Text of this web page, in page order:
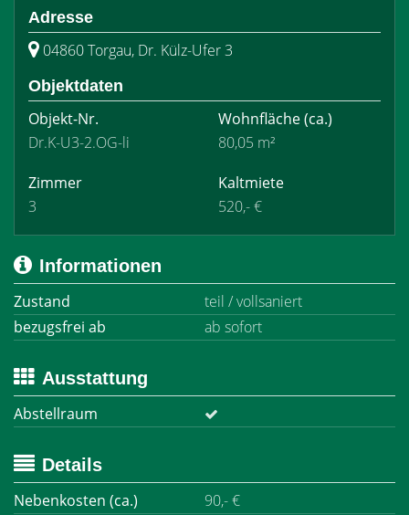
Adresse
04860 Torgau, Dr. Külz-Ufer 3
Objektdaten
Objekt-Nr.
Dr.K-U3-2.OG-li
Wohnfläche(ca.)
80,05 m²
Zimmer
3
Kaltmiete
520,- €
Informationen
Zustand
teil / vollsaniert
bezugsfrei ab
ab sofort
Ausstattung
Abstellraum
Details
Nebenkosten (ca.)
90,- €